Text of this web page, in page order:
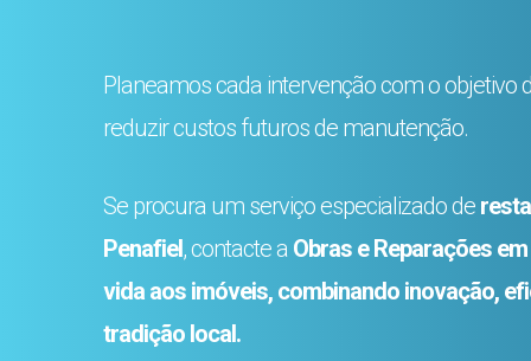
Planeamos cada intervenção com o objetivo
reduzir custos futuros de manutenção.
Se procura um serviço especializado de
Penafiel, contacte a Obras e Reparações
vida aos imóveis, combinando inovação,
tradição local.